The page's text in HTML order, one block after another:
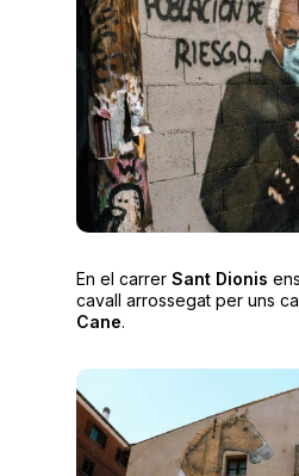
En el carrer Sant Dionis
cavall arrossegat per uns
Cane.